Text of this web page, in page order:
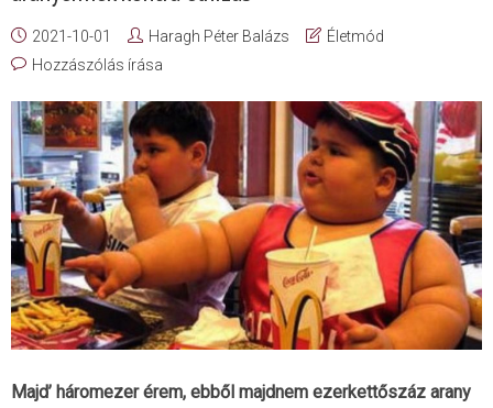
2021-10-01 Haragh Péter Balázs
Életmód
Hozzászólás írása
Majd’ háromezer érem, ebből majdnem ezerkettőszáz arany